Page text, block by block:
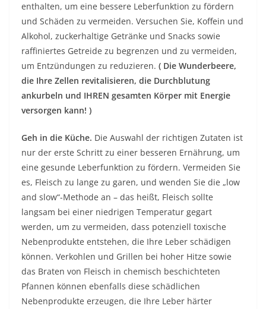
enthalten, um eine bessere Leberfunktion zu fördern
und Schäden zu vermeiden. Versuchen Sie, Koffein und
Alkohol, zuckerhaltige Getränke und Snacks sowie
raffiniertes Getreide zu begrenzen und zu vermeiden,
um Entzündungen zu reduzieren. ( Die Wunderbeere,
die Ihre Zellen revitalisieren, die Durchblutung
ankurbeln und IHREN gesamten Körper mit Energie
versorgen kann! )
Geh in die Küche. Die Auswahl der richtigen Zutaten ist
nur der erste Schritt zu einer besseren Ernährung, um
eine gesunde Leberfunktion zu fördern. Vermeiden Sie
es, Fleisch zu lange zu garen, und wenden Sie die „low
and slow“-Methode an – das heißt, Fleisch sollte
langsam bei einer niedrigen Temperatur gegart
werden, um zu vermeiden, dass potenziell toxische
Nebenprodukte entstehen, die Ihre Leber schädigen
können. Verkohlen und Grillen bei hoher Hitze sowie
das Braten von Fleisch in chemisch beschichteten
Pfannen können ebenfalls diese schädlichen
Nebenprodukte erzeugen, die Ihre Leber härter